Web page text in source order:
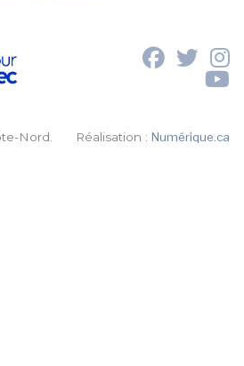
Nord. Réalisation :Numérique.ca